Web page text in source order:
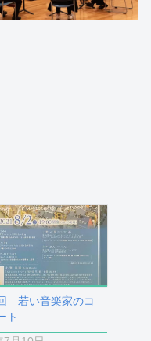
若い音楽家のコ
ト